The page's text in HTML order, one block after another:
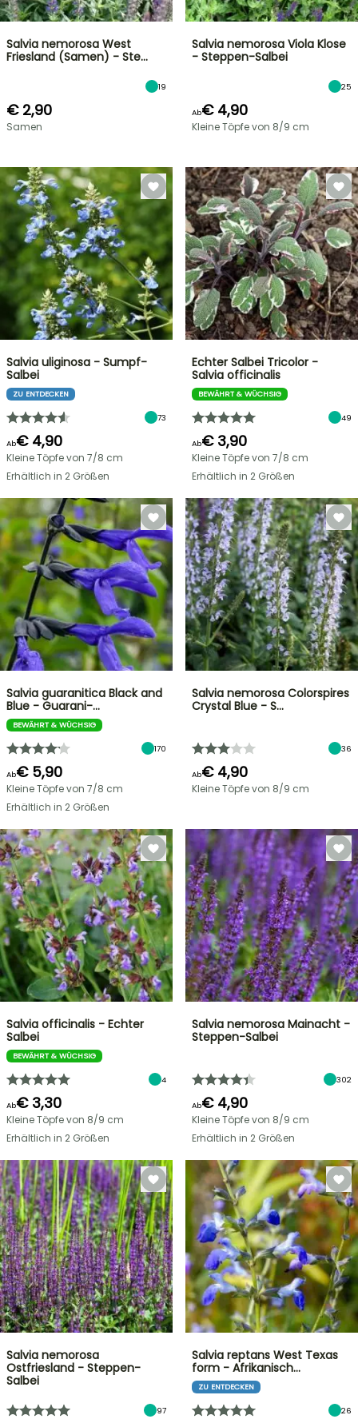
Salvia nemorosa West
Friesland (Samen) - Ste…
19
€ 2,90
Samen
Salvia nemorosa Viola Klose
- Steppen-Salbei
25
Ab€ 4,90
Kleine Töpfe von 8/9 cm
Salvia uliginosa - Sumpf-
Salbei
ZU ENTDECKEN
73
Ab€ 4,90
Kleine Töpfe von 7/8 cm
Erhältlich in 2 Größen
Echter Salbei Tricolor -
Salvia officinalis
BEWÄHRT & WÜCHSIG
49
Ab€ 3,90
Kleine Töpfe von 7/8 cm
Erhältlich in 2 Größen
Salvia guaranitica Black and
Blue - Guarani-…
BEWÄHRT & WÜCHSIG
170
Ab€ 5,90
Kleine Töpfe von 7/8 cm
Erhältlich in 2 Größen
Salvia nemorosa Colorspires
Crystal Blue - S…
36
Ab€ 4,90
Kleine Töpfe von 8/9 cm
Salvia officinalis - Echter
Salbei
BEWÄHRT & WÜCHSIG
4
Ab€ 3,30
Kleine Töpfe von 8/9 cm
Erhältlich in 2 Größen
Salvia nemorosa Mainacht -
Steppen-Salbei
302
Ab€ 4,90
Kleine Töpfe von 8/9 cm
Erhältlich in 2 Größen
Salvia nemorosa
Ostfriesland - Steppen-
Salbei
97
Salvia reptans West Texas
form - Afrikanisch…
ZU ENTDECKEN
26